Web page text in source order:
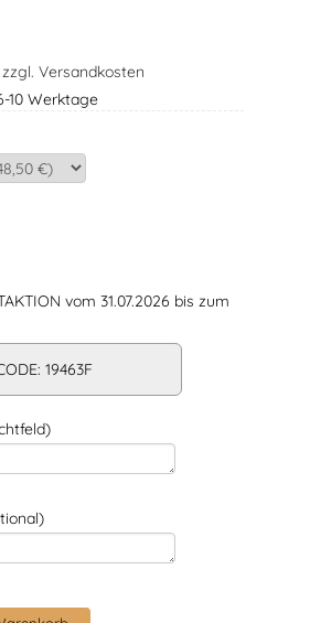
zzgl. Versandkosten
10 Werktage
vom 31.07.2026 bis zum
19463F